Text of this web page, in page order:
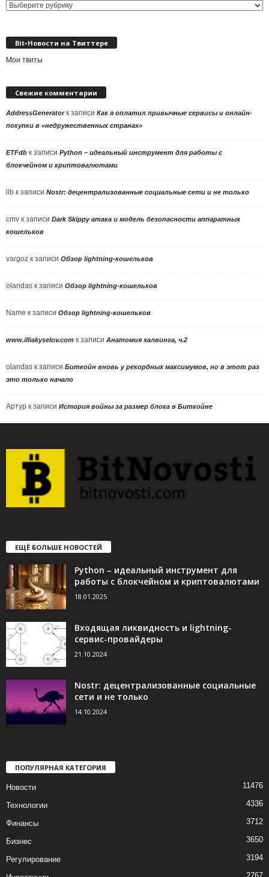
Выбор
Bit•Новости на Твиттере
Мои твиты
Свежие комментарии
AddressGeneratorк записи Как я оплатил привычные сервисы и онлайн-
покупки в «недружественных странах»
ETFdb к записи Python – идеальный инструмент для работы с
блокчейном и криптовалютами
llb к записи Nostr: децентрализованные социальные сети и не только
cmv к записи Dark Skippy атака и модель безопасности аппаратных
кошельков
vargoz к записи Обзор lightning-кошельков
olandas к записи Обзор lightning-кошельков
Name к записи Обзор lightning-кошельков
www.illiakyselov.com к записи Анатомия халвинга, ч.2
olandas к записи Биткойн вновь у рекордных максимумов, но в этот раз
это только начало
Артур к записи История войны за размер блока в Биткойне
ЕЩЁ БОЛЬШЕ НОВОСТЕЙ
Python – идеальный инструмент для
работы с блокчейном и криптовалютами
18.01.2025
Входящая ликвидность и lightning-
сервис-провайдеры
21.10.2024
Nostr: децентрализованные социальные
сети и не только
14.10.2024
ПОПУЛЯРНАЯ КАТЕГОРИЯ
Новости 11476
Технологии 4336
Финансы 3712
Бизнес 3650
Регулирование 3194